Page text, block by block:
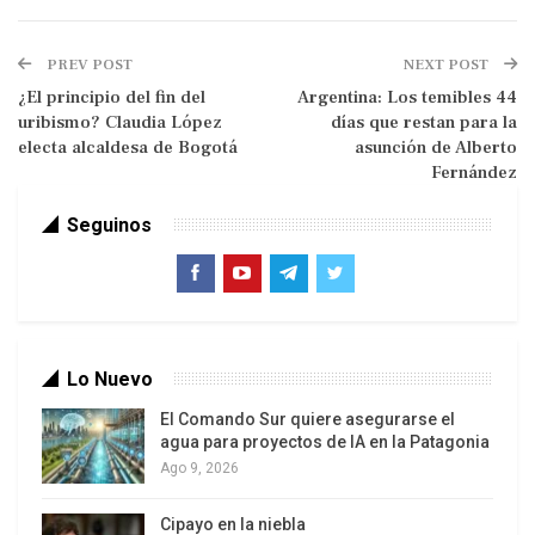
resultados con los de las elecciones de 2014, hay
una caída del FA (47,8%), y del PN (30,9%). Por su
parte, el PC se mantuvo en un nivel similar, ya que
En esta elecciones 2,6 millones de uruguayas y
uruguayos estaban habilitados para elegir al
PREV POST
¿El principio del fin del
uribismo? Claudia López
electa alcaldesa de Bogotá
NEXT POST
Argentina: Los temibles 44
días que restan para la
asunción de Alberto
Fernández
Seguinos
Lo Nuevo
El Comando Sur quiere asegurarse el
agua para proyectos de IA en la Patagonia
Ago 9, 2026
Cipayo en la niebla